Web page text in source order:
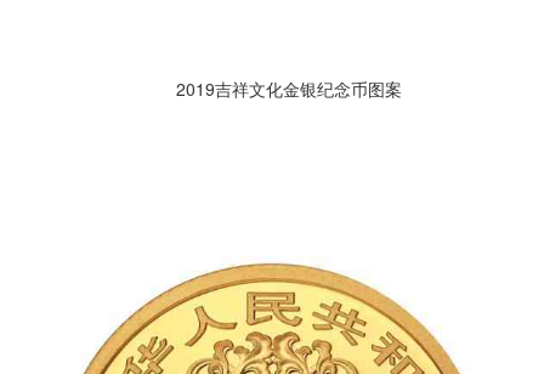
2019吉祥文化金银纪念币图案